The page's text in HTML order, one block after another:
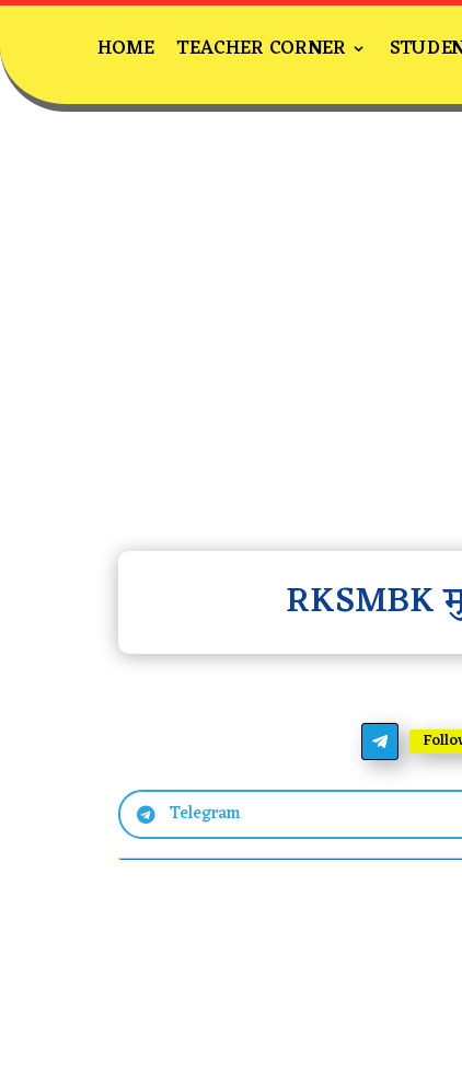
HOME TEACHER CORNER
RKSMBK
 Telegram